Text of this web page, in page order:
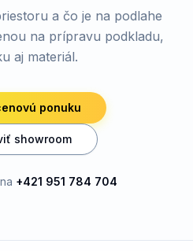
a čo je na podlahe
na prípravu podkladu,
aj materiál.
ponuku
showroom
+421 951 784 704